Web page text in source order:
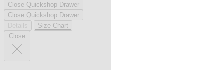
Close Quickshop Drawer
Close Quickshop Drawer
Size Chart
Close